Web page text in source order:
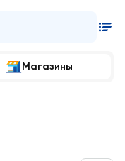
Магазины